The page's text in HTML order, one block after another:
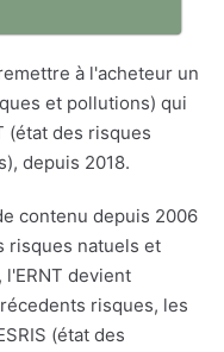
à l'acheteur un
et pollutions) qui
(état des risques
depuis 2018.
contenu depuis 2006
risques natuels et
devient
risques, les
(état des